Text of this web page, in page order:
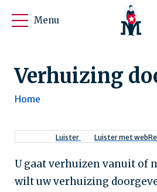
Menu
Verhuizing
Kruimelpad
Home
Luister Luister met
U gaat verhuizen vanuit of
wilt uw verhuizing